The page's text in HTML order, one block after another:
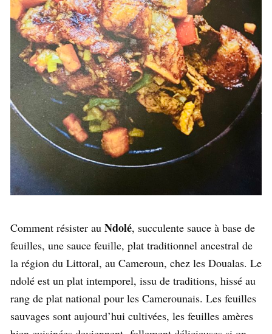
Comment résister au Ndolé, succulente sauce à base de
feuilles, une sauce feuille, plat traditionnel ancestral de
la région du Littoral, au Cameroun, chez les Doualas. Le
ndolé est un plat intemporel, issu de traditions, hissé au
rang de plat national pour les Camerounais. Les feuilles
sauvages sont aujourd’hui cultivées, les feuilles amères